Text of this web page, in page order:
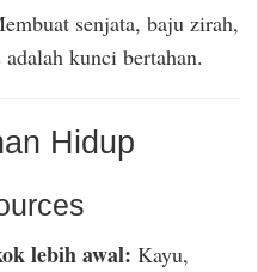
senjata, baju zirah,
kunci bertahan.
Hidup
lebih awal: Kayu,